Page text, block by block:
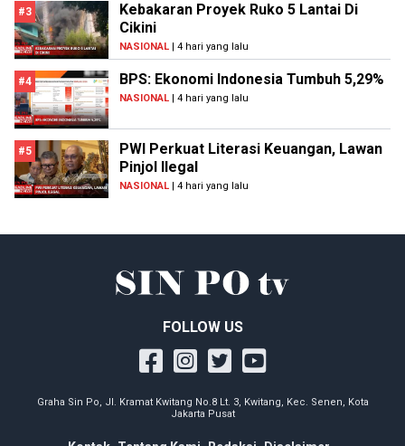
#3
Kebakaran Proyek Ruko 5 Lantai Di
Cikini
NASIONAL | 4 hari yang lalu
#4 BPS: Ekonomi Indonesia Tumbuh 5,29%
NASIONAL | 4 hari yang lalu
#5
PWI Perkuat Literasi Keuangan, Lawan
Pinjol Ilegal
NASIONAL | 4 hari yang lalu
FOLLOW US
Graha Sin Po, Jl. Kramat Kwitang No.8 Lt. 3, Kwitang, Kec. Senen, Kota
Jakarta Pusat